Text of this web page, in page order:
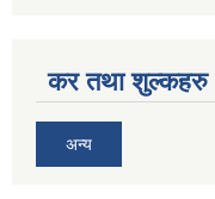
कर तथा शुल्कहरु
अन्य